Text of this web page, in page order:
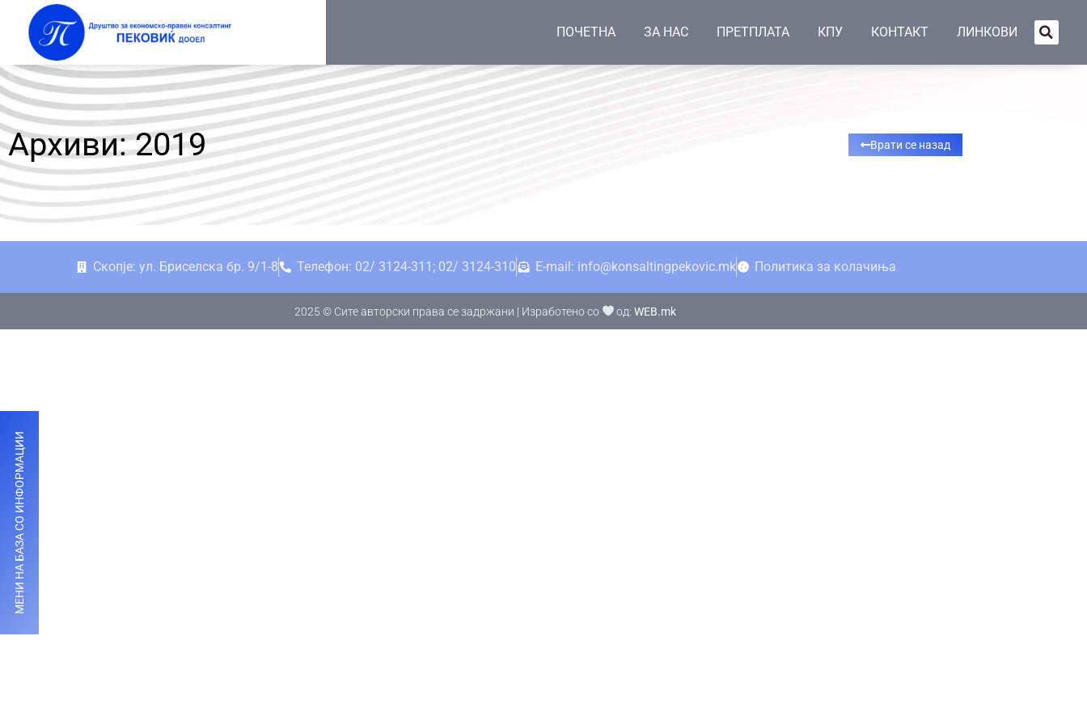
ПОЧЕТНА ЗА НАС ПРЕТПЛАТА КПУ КОНТАКТ ЛИНКОВИ
Архиви: 2019 Врати се назад
МЕНИ НА БАЗА СО ИНФОРМАЦИИ
Скопје: ул. Бриселска бр. 9/1-8 Телефон: 02/ 3124-311; 02/ 3124-310 E-mail: info@konsaltingpekovic.mk Политика за колачиња
2025 © Сите авторски права се задржани | Изработено со од:WEB.mk